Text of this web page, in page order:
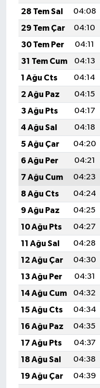
28 Tem Sal
04:08
29 Tem Çar
04:10
30 Tem Per
04:11
31 Tem Cum
04:13
1 Ağu Cts
04:14
2 Ağu Paz
04:15
3 Ağu Pts
04:17
4 Ağu Sal
04:18
5 Ağu Çar
04:20
6 Ağu Per
04:21
7 Ağu Cum
04:23
8 Ağu Cts
04:24
9 Ağu Paz
04:25
10 Ağu Pts
04:27
11 Ağu Sal
04:28
12 Ağu Çar
04:30
13 Ağu Per
04:31
14 Ağu Cum
04:32
15 Ağu Cts
04:34
16 Ağu Paz
04:35
17 Ağu Pts
04:37
18 Ağu Sal
04:38
19 Ağu Çar
04:39